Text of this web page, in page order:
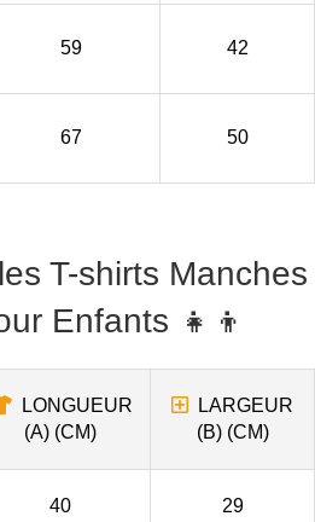
59 42
67 50
T-shirts Manches
Enfants 👧👦
LONGUEUR
(A) (CM)
LARGEUR
(B) (CM)
40 29